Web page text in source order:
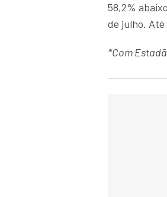
58,2%
de julho.
*Com